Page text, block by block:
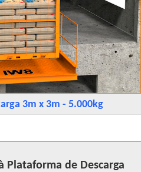
3m x 3m - 5.000kg
Plataforma de Descarga